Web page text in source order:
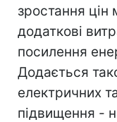
зростання
додаткові
посилення
Додається
електричних
підвищення -